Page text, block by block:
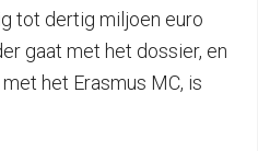
tot dertig miljoen euro
gaat met het dossier, en
het Erasmus MC, is